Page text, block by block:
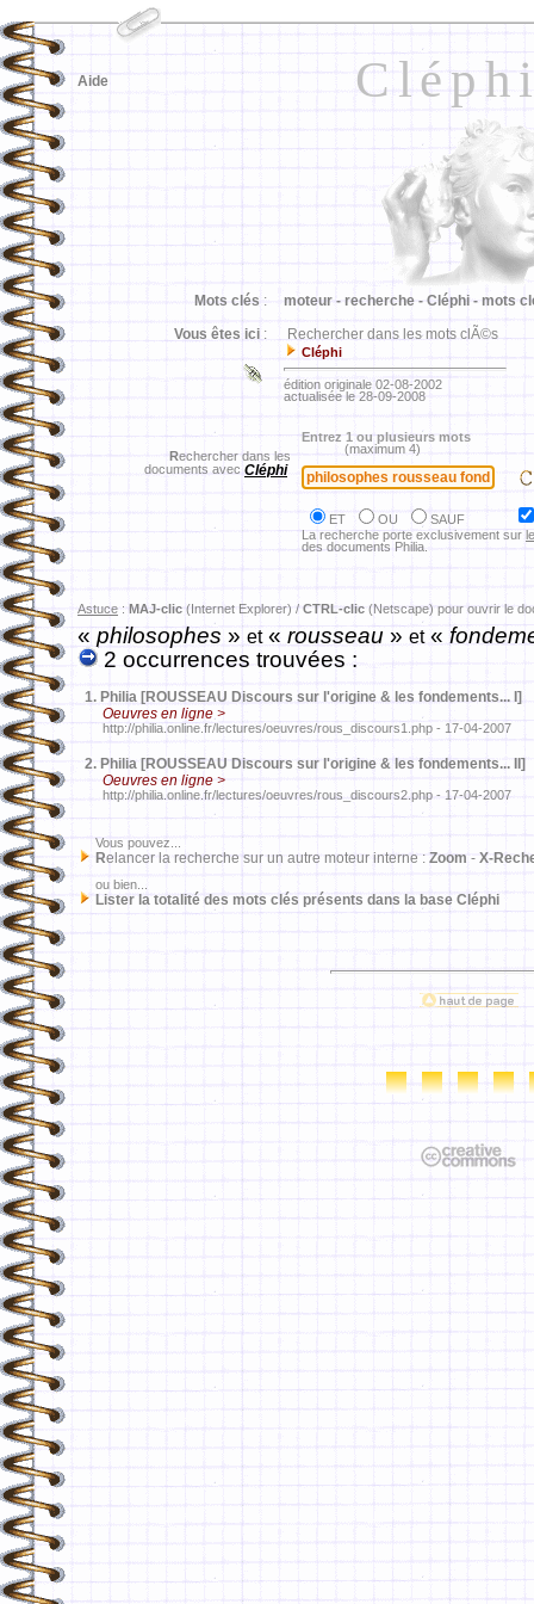
Aide
Mots clés : moteur - recherche - Cléphi - mots
Vous êtes ici : Rechercher dans les mots clÃ©s
Cléphi
édition originale 02-08-2002
actualisée le 28-09-2008
Rechercher dans les
documents avec Cléphi
Entrez 1 ou plusieurs mots
(maximum 4)
ET OU
SAUF
La recherche porte exclusivement sur
des documents Philia.
Astuce : MAJ-clic (Internet Explorer) / CTRL-clic (Netscape) pour ouvrir le
«philosophes » et« rousseau » et«
2 occurrences trouvées :
1. Philia [ROUSSEAU Discours sur l'origine & les fondements... I]
Oeuvres en ligne >
http://philia.online.fr/lectures/oeuvres/rous_discours1.php - 17-04-2007
2. Philia [ROUSSEAU Discours sur l'origine & les fondements... II]
Oeuvres en ligne >
http://philia.online.fr/lectures/oeuvres/rous_discours2.php - 17-04-2007
Vous pouvez...
Relancer la recherche sur un autre moteur interne : Zoom - X-
ou bien...
Lister la totalité des mots clés présents dans la base Cléphi